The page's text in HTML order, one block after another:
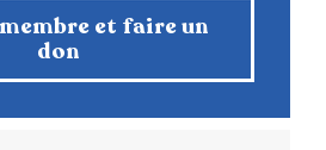
et faire un
don